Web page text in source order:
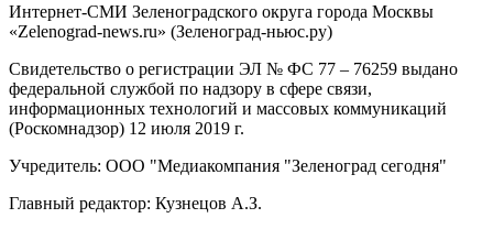
Интернет-СМИ Зеленоградского округа города Москвы
«Zelenograd-news.ru» (Зеленоград-ньюс.ру)
Свидетельство о регистрации ЭЛ № ФС 77 – 76259 выдано
федеральной службой по надзору в сфере связи,
информационных технологий и массовых коммуникаций
(Роскомнадзор) 12 июля 2019 г.
Учредитель: ООО "Медиакомпания "Зеленоград сегодня"
Главный редактор: Кузнецов А.З.